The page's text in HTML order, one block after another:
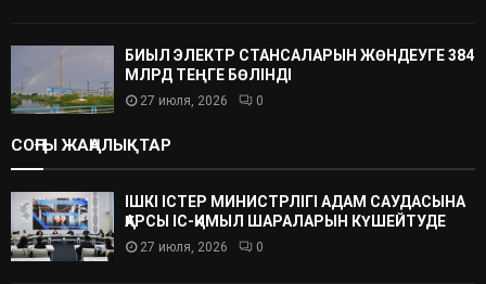
БИЫЛ ЭЛЕКТР СТАНСАЛАРЫН ЖӨНДЕУГЕ 384
МЛРД ТЕҢГЕ БӨЛІНДІ
27 июля, 2026 0
СОҢҒЫ ЖАҢАЛЫҚТАР
ІШКІ ІСТЕР МИНИСТРЛІГІ АДАМ САУДАСЫНА
ҚАРСЫ ІС-ҚИМЫЛ ШАРАЛАРЫН КҮШЕЙТУДЕ
27 июля, 2026 0